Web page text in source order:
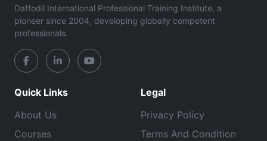
Daffodil International Professional Training Institute, a
pioneer since 2004, developing globally competent
professionals.
Quick Links
About Us
Courses
Legal
Privacy Policy
Terms And Condition